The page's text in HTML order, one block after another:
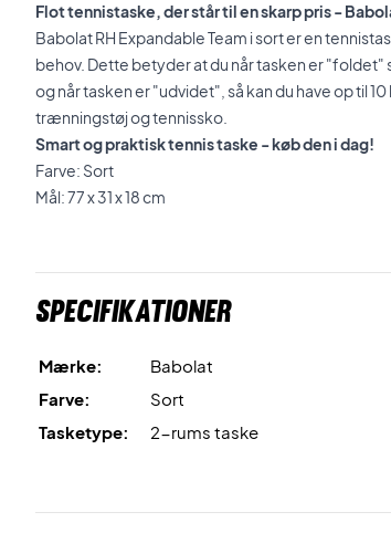
Flot tennistaske, der står til en skarp pris -
Babolat RH Expandable Team i sort er en
behov. Dette betyder at du når tasken er
og når tasken er "udvidet", så kan du have op til
trænningstøj og tennissko.
Smart og praktisk tennis taske - køb den i dag!
Farve: Sort
Mål: 77 x 31 x 18 cm
Specifikationer
Mærke:
Babolat
Farve:
Sort
Tasketype:
2-rums taske